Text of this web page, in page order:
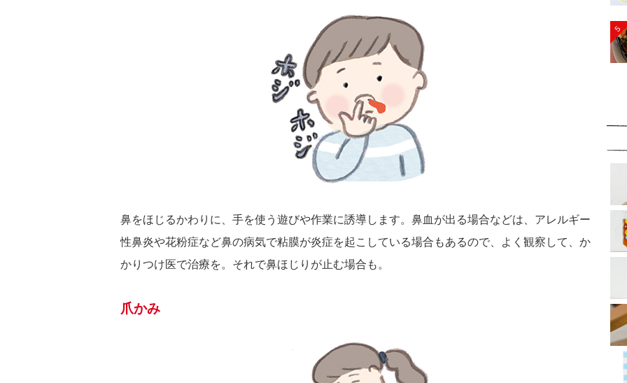
鼻をほじるかわりに、手を使う遊びや作業に誘導します。鼻血が出る場合などは、アレルギー
性鼻炎や花粉症など鼻の病気で粘膜が炎症を起こしている場合もあるので、よく観察して、か
かりつけ医で治療を。それで鼻ほじりが止む場合も。
爪かみ
5